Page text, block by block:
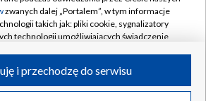
przetargowe
Akademia Telewizyjna
informacji TVP
System NOS
Polska Spółka Akcyjna w likwidacji
zwanych dalej „Portalem”, w tym informacje
takich jak: pliki cookie, sygnalizatory
technologii umożliwiających świadczenie
i przechodzę do serwisu